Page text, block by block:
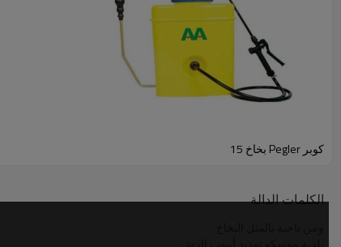
كوبر Pegler بخاخ 15
الكلمات الدالة